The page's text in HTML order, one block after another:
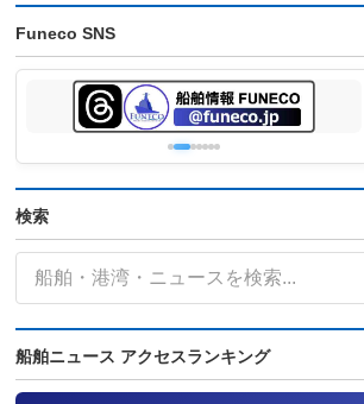
Funeco SNS
検索
船舶ニュース アクセスランキング